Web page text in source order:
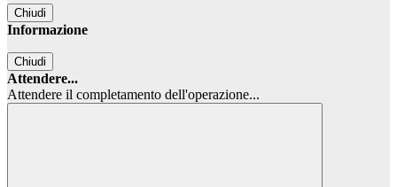
Chiudi
Informazione
Chiudi
Attendere...
Attendere il completamento dell'operazione...